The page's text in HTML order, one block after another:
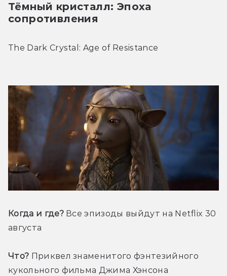
Тёмный кристалл: Эпоха
сопротивления
The Dark Crystal: Age of Resistance
Когда и где? Все эпизоды выйдут на Netflix 30
августа
Что? Приквел знаменитого фэнтезийного
кукольного фильма Джима Хэнсона